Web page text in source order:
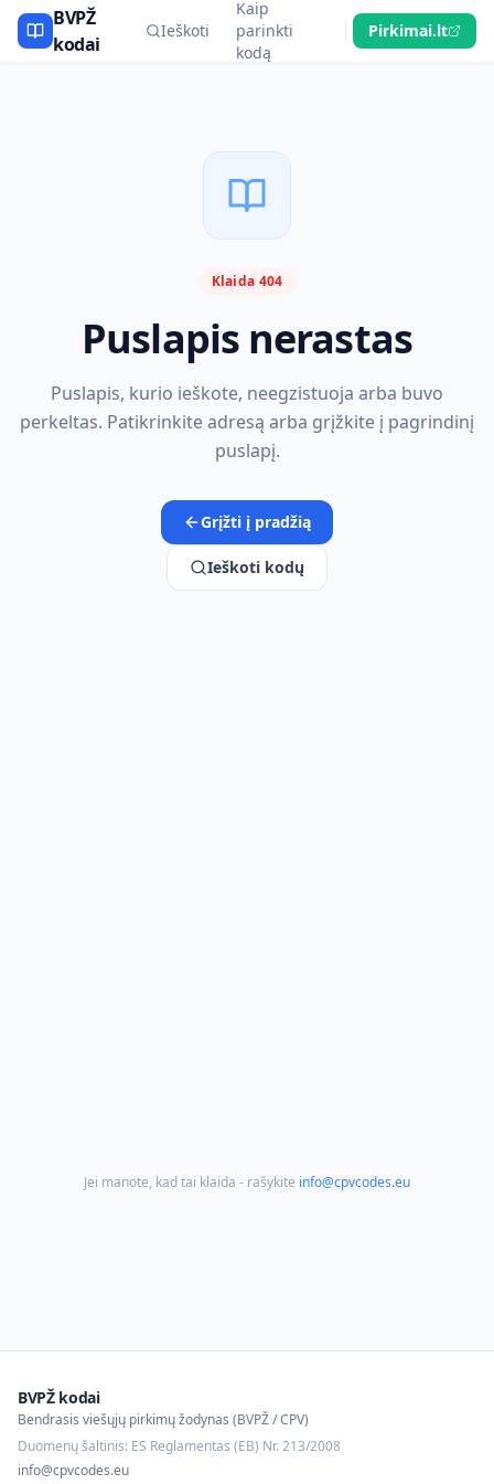
BVPŽ
kodai
Ieškoti
Kaip
parinkti
kodą
Pirkimai.lt
Klaida 404
Puslapis nerastas
Puslapis, kurio ieškote, neegzistuoja arba buvo
perkeltas. Patikrinkite adresą arba grįžkite į pagrindinį
puslapį.
Grįžti į pradžią
Ieškoti kodų
Jei manote, kad tai klaida - rašykite info@cpvcodes.eu
BVPŽ kodai
Bendrasis viešųjų pirkimų žodynas (BVPŽ / CPV)
Duomenų šaltinis: ES Reglamentas (EB) Nr. 213/2008
info@cpvcodes.eu